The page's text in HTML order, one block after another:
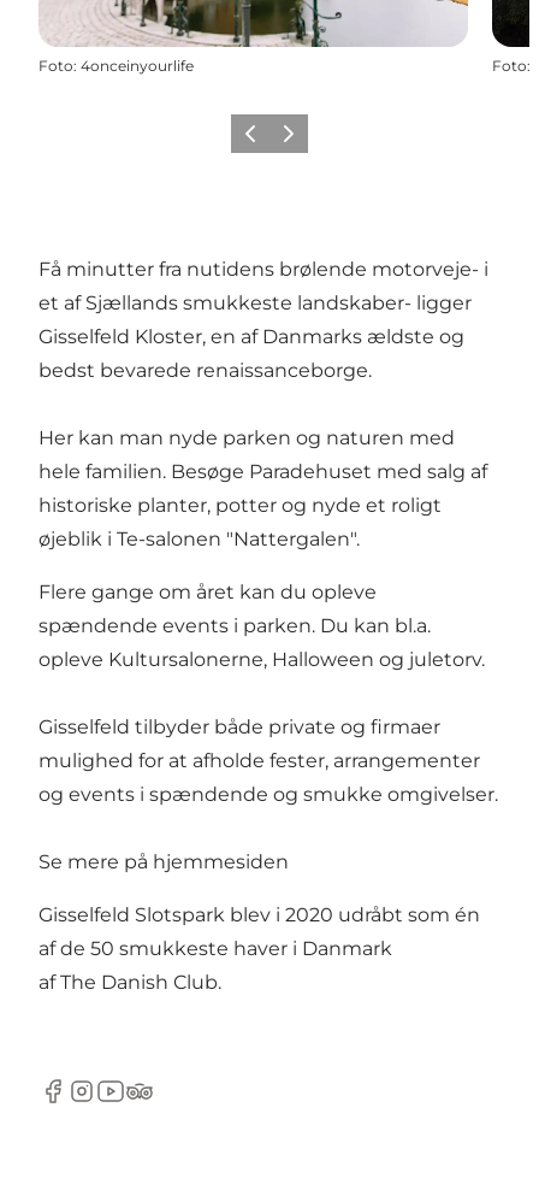
Foto: 4onceinyourlife Foto:
ForrigeNæste
Få minutter fra nutidens brølende motorveje- i
et af Sjællands smukkeste landskaber- ligger
Gisselfeld Kloster, en af Danmarks ældste og
bedst bevarede renaissanceborge.
Her kan man nyde parken og naturen med
hele familien. Besøge Paradehuset med salg af
historiske planter, potter og nyde et roligt
øjeblik i Te-salonen "Nattergalen".
Flere gange om året kan du opleve
spændende events i parken. Du kan bl.a.
opleve Kultursalonerne, Halloween og juletorv.
Gisselfeld tilbyder både private og firmaer
mulighed for at afholde fester, arrangementer
og events i spændende og smukke omgivelser.
Se mere på hjemmesiden
Gisselfeld Slotspark blev i 2020 udråbt som én
af de 50 smukkeste haver i Danmark
af The Danish Club.
Facebook
Instagram
YouTube
TripAdvisor